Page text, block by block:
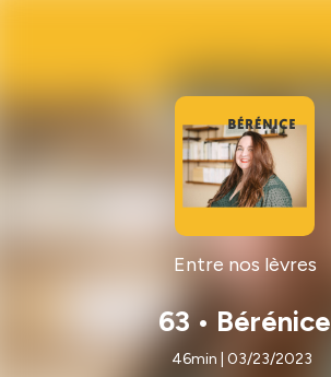
Entre nos lèvres
63 • Bérénice
46min | 03/23/2023